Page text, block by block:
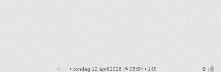
• zondag 12 april 2026 @ 05:54 • 148